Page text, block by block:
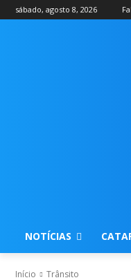
sábado, agosto 8, 2026
NOTÍCIAS
Início Trânsito